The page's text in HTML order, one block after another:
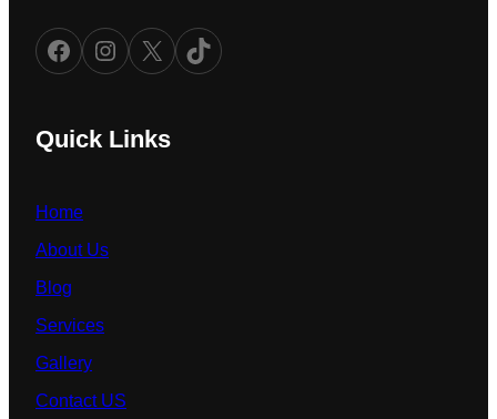
Facebook Instagram X TikTok
Quick Links
Home
About Us
Blog
Services
Gallery
Contact US